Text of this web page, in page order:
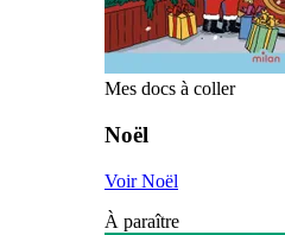
Mes docs à coller
Noël
Voir Noël
À paraître